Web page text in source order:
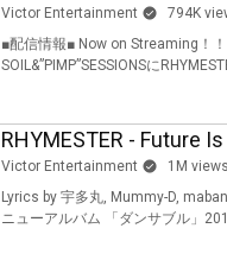
Victor Entertainment 794K
■配信情報■ Now on Streaming！
SOIL&”PIMP”SESSIONSに
RHYMESTER - Future
Victor Entertainment 1M views
Lyrics by 宇多丸, Mummy-D,